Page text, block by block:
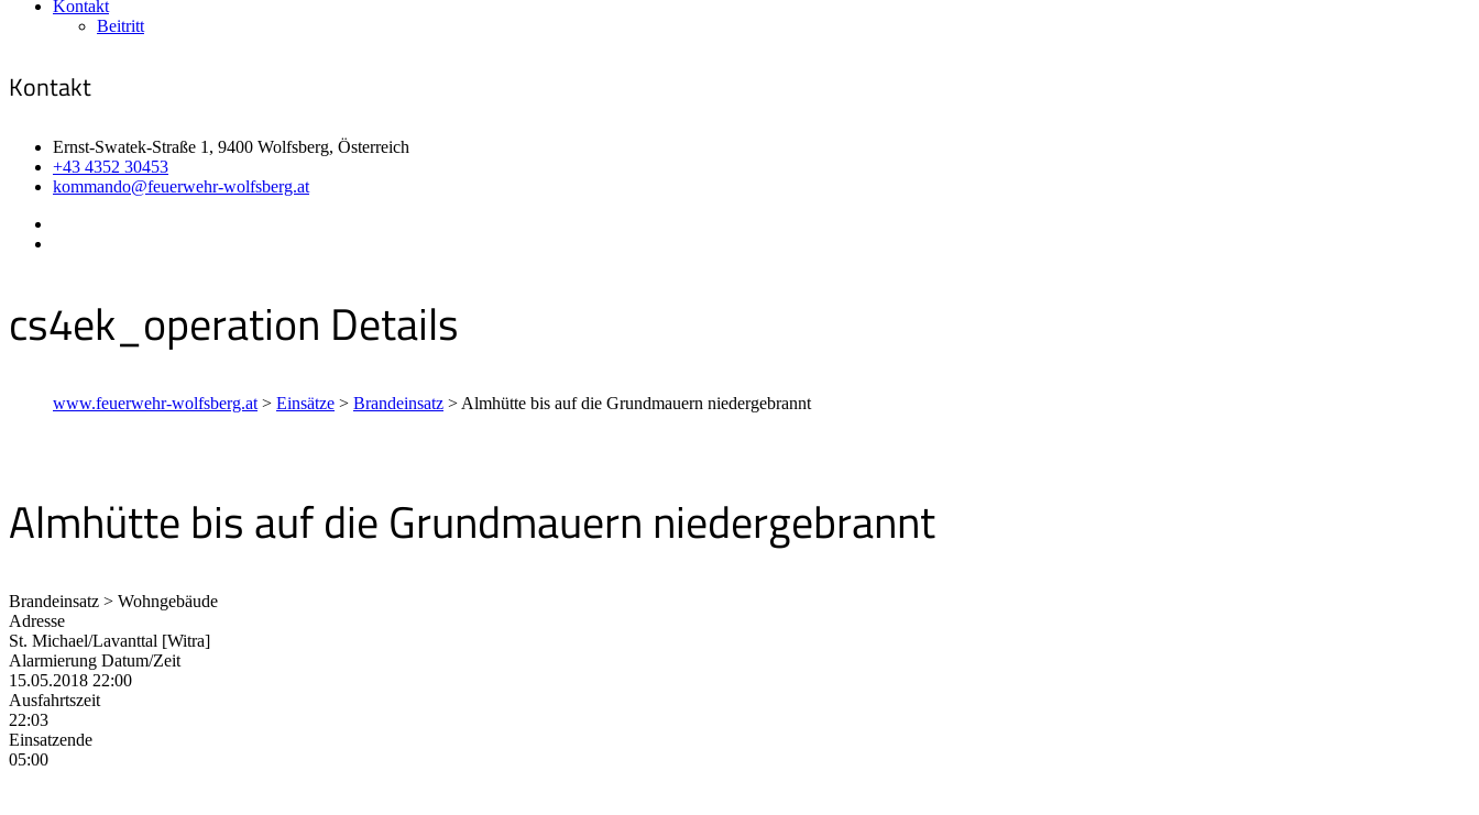
Kontakt
Beitritt
Kontakt
Ernst-Swatek-Straße 1, 9400 Wolfsberg, Österreich
+43 4352 30453
kommando@feuerwehr-wolfsberg.at
cs4ek_operation Details
www.feuerwehr-wolfsberg.at > Einsätze > Brandeinsatz > Almhütte bis auf die Grundmauern niedergebrannt
Almhütte bis auf die Grundmauern niedergebrannt
Brandeinsatz > Wohngebäude
Adresse
St. Michael/Lavanttal [Witra]
Alarmierung Datum/Zeit
15.05.2018 22:00
Ausfahrtszeit
22:03
Einsatzende
05:00